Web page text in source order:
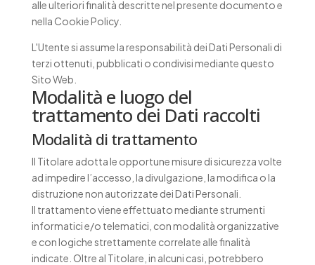
alle ulteriori finalità descritte nel presente documento e
nella Cookie Policy.
L'Utente si assume la responsabilità dei Dati Personali di
terzi ottenuti, pubblicati o condivisi mediante questo
Sito Web.
Modalità e luogo del
trattamento dei Dati raccolti
Modalità di trattamento
Il Titolare adotta le opportune misure di sicurezza volte
ad impedire l’accesso, la divulgazione, la modifica o la
distruzione non autorizzate dei Dati Personali.
Il trattamento viene effettuato mediante strumenti
informatici e/o telematici, con modalità organizzative
e con logiche strettamente correlate alle finalità
indicate. Oltre al Titolare, in alcuni casi, potrebbero